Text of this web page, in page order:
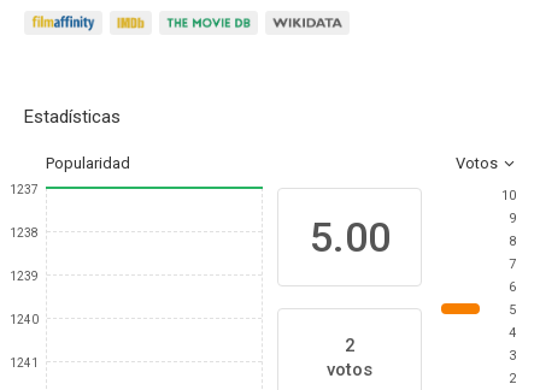
Estadísticas
Popularidad Votos
1237
1238
1239
1240
1241
5.00
2
votos
10
9
8
7
6
5
4
3
2